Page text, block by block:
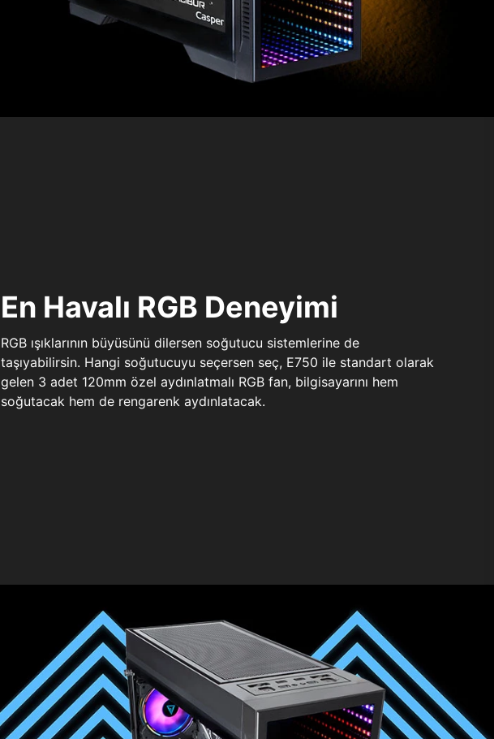
En Havalı RGB Deneyimi
RGB ışıklarının büyüsünü dilersen soğutucu sistemlerine de
taşıyabilirsin. Hangi soğutucuyu seçersen seç, E750 ile standart olarak
gelen 3 adet 120mm özel aydınlatmalı RGB fan, bilgisayarını hem
soğutacak hem de rengarenk aydınlatacak.